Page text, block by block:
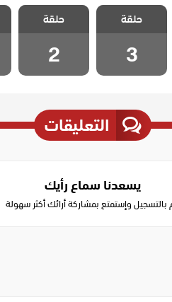
مسلسل مد وجزر
مدبلج الحلقة 3
حلقة
3
مسلسل مد وجزر
مدبلج الحلقة 2
حلقة
2
التعليقات
يسعدنا سماع رأيك
وإستمتع بمشاركة أرائك أكثر سهولة